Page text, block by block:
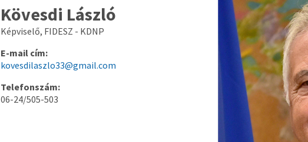
Kövesdi László
Képviselő, FIDESZ - KDNP
E-mail cím:
kovesdilaszlo33@gmail.com
Telefonszám:
06-24/505-503